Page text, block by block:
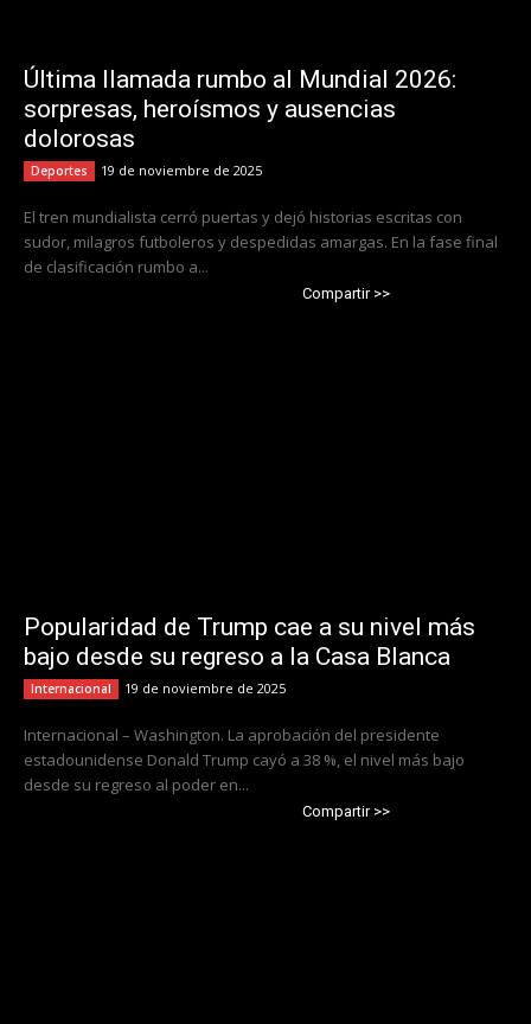
Última llamada rumbo al Mundial 2026:
sorpresas, heroísmos y ausencias
dolorosas
Deportes 19 de noviembre de 2025
El tren mundialista cerró puertas y dejó historias escritas con
sudor, milagros futboleros y despedidas amargas. En la fase final
de clasificación rumbo a...
Compartir >>
Popularidad de Trump cae a su nivel más
bajo desde su regreso a la Casa Blanca
Internacional 19 de noviembre de 2025
Internacional – Washington. La aprobación del presidente
estadounidense Donald Trump cayó a 38 %, el nivel más bajo
desde su regreso al poder en...
Compartir >>